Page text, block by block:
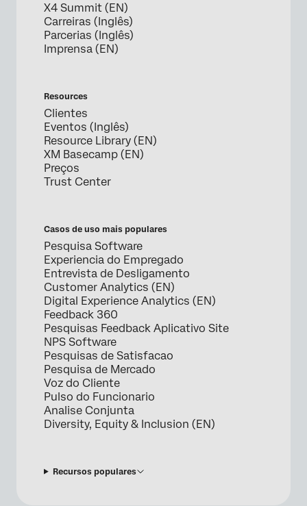
X4 Summit (EN)
Carreiras (Inglês)
Parcerias (Inglês)
Imprensa (EN)
Resources
Clientes
Eventos (Inglês)
Resource Library (EN)
XM Basecamp (EN)
Preços
Trust Center
Casos de uso mais populares
Pesquisa Software
Experiencia do Empregado
Entrevista de Desligamento
Customer Analytics (EN)
Digital Experience Analytics (EN)
Feedback 360
Pesquisas Feedback Aplicativo Site
NPS Software
Pesquisas de Satisfacao
Pesquisa de Mercado
Voz do Cliente
Pulso do Funcionario
Analise Conjunta
Diversity, Equity & Inclusion (EN)
Recursos populares